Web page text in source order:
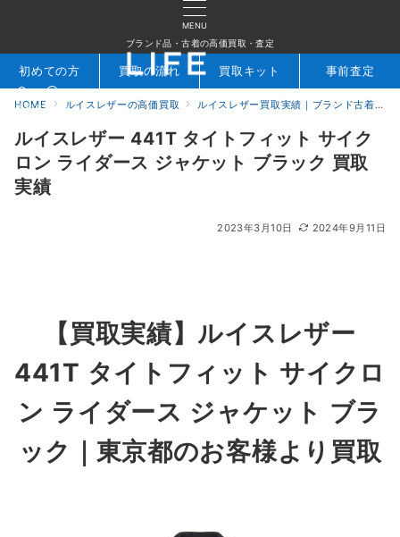
MENU
ブランド品・古着の高価買取・査定
検索 お問合せ
初めての方 買取の流れ 買取キット 事前査定
HOME ルイスレザーの高価買取 ルイスレザー買取実績｜ブランド古着専門店LIFE
ルイスレザー 441T タイトフィット サイク
ロン ライダース ジャケット ブラック 買取
実績
2023年3月10日 2024年9月11日
【買取実績】ルイスレザー
441T タイトフィット サイクロ
ン ライダース ジャケット ブラ
ック｜東京都のお客様より買取